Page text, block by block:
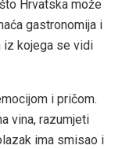
Hrvatska može
gastronomija i
iz kojega se vidi
i pričom.
vina, razumjeti
ima smisao i